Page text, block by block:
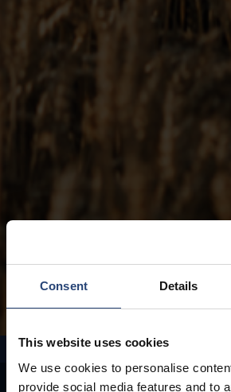
Consent Details
This website uses cookies
We use cookies to personalise
provide social media features and to
Oblasť
Vyhlásenie generálneho riaditeľa Oblasti